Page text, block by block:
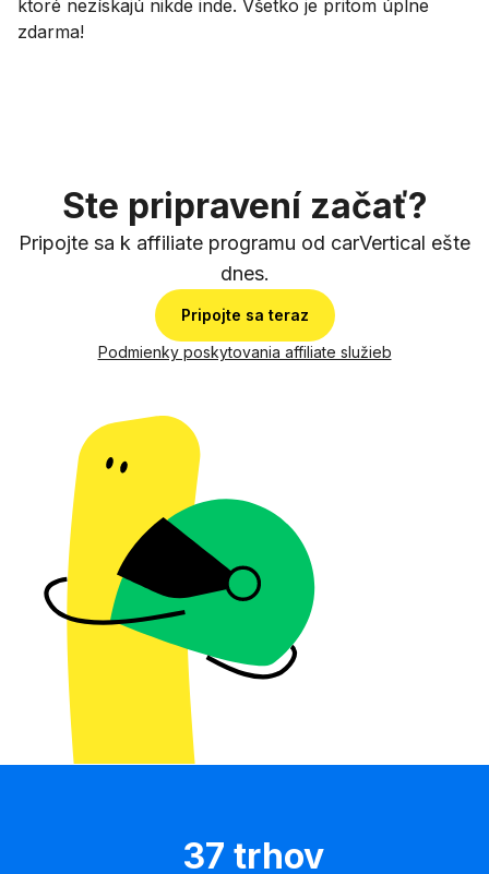
ktoré nezískajú nikde inde. Všetko je pritom úplne
zdarma!
Ste pripravení začať?
Pripojte sa k affiliate programu od carVertical ešte
dnes.
Pripojte sa teraz
Podmienky poskytovania affiliate služieb
37 trhov